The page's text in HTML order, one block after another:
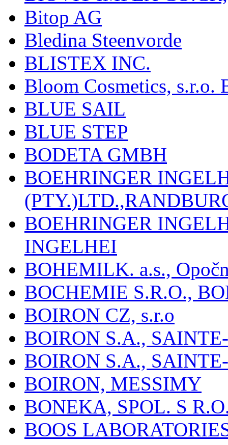
Bitop AG
Bledina Steenvorde
BLISTEX INC.
Bloom Cosmetics, s.r.o.
BLUE SAIL
BLUE STEP
BODETA GMBH
BOEHRINGER
BOEHRINGER
INGELHEI
BOHEMILK. a.s.,
BOCHEMIE S.R.O.,
BOIRON CZ, s.r.o
BOIRON S.A.,
BOIRON S.A.,
BOIRON, MESSIMY
BONEKA, SPOL. S
BOOS